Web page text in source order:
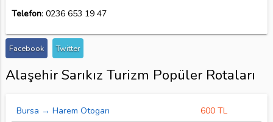
Telefon: 0236 653 19 47
Facebook Twitter
Alaşehir Sarıkız Turizm Popüler Rotaları
Bursa → Harem Otogarı
600 TL